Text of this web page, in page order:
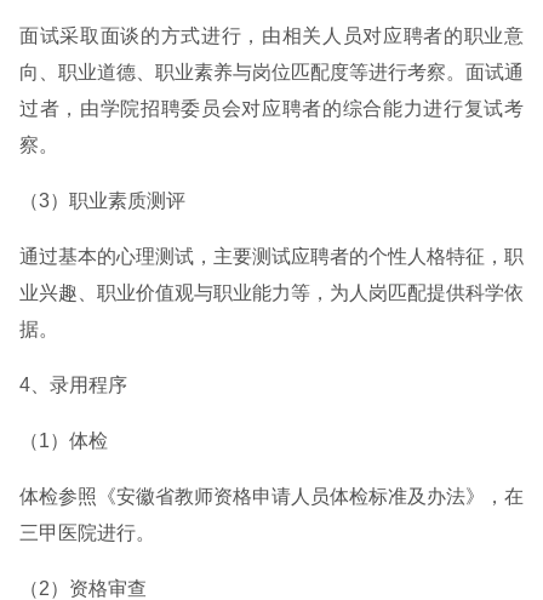
面试采取面谈的方式进行，由相关人员对应聘者的职业意
向、职业道德、职业素养与岗位匹配度等进行考察。面试通
过者，由学院招聘委员会对应聘者的综合能力进行复试考
察。
（3）职业素质测评
通过基本的心理测试，主要测试应聘者的个性人格特征，职
业兴趣、职业价值观与职业能力等，为人岗匹配提供科学依
据。
4、录用程序
（1）体检
体检参照《安徽省教师资格申请人员体检标准及办法》，在
三甲医院进行。
（2）资格审查